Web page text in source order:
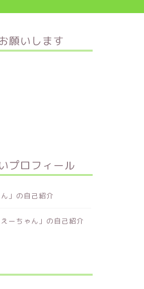
願いします
プロフィール
」の自己紹介
ーちゃん」の自己紹介